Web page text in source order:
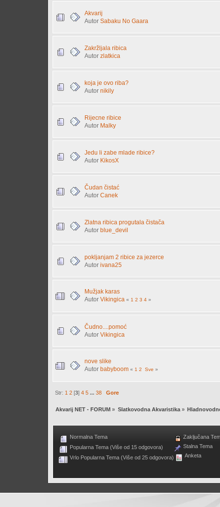
Akvarij
Autor Sabaku No Gaara
Zakržljala ribica
Autor zlatkica
koja je ovo riba?
Autor nikily
Rijecne ribice
Autor Malky
Jedu li zabe mlade ribice?
Autor KikosX
Čudan čistać
Autor Canek
Zlatna ribica progutala čistača
Autor blue_devil
pokljanjam 2 ribice za jezerce
Autor ivana25
Mužjak karas
Autor Vikingica « 1 2 3 4 »
Čudno....pomoć
Autor Vikingica
nove slike
Autor babyboom « 1 2 Sve »
Str: 1 2 [3]4 5 ...38 Gore
Akvarij NET - FORUM » Slatkovodna Akvaristika»
Normalna Tema
Popularna Tema (Više od 15 odgovora)
Vrlo Popularna Tema (Više od 25 odgovora)
Zaključana
Stalna Tema
Anketa